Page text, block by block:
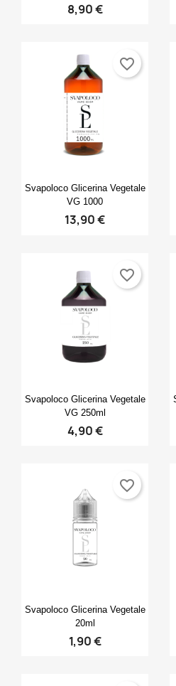
8,90 €
Anteprima
Svapoloco Glicerina Vegetale
VG 1000
13,90 €
favorite_border
Anteprima
Svapoloco Glicerina Vegetale
VG 250ml
4,90 €
favorite_border
Anteprima
Svapoloco Glicerina Vegetale
20ml
1,90 €
favorite_border